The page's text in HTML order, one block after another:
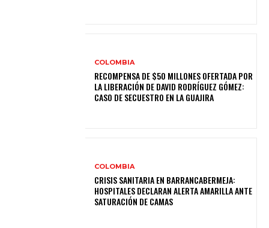
COLOMBIA
RECOMPENSA DE $50 MILLONES OFERTADA POR
LA LIBERACIÓN DE DAVID RODRÍGUEZ GÓMEZ:
CASO DE SECUESTRO EN LA GUAJIRA
COLOMBIA
CRISIS SANITARIA EN BARRANCABERMEJA:
HOSPITALES DECLARAN ALERTA AMARILLA ANTE
SATURACIÓN DE CAMAS